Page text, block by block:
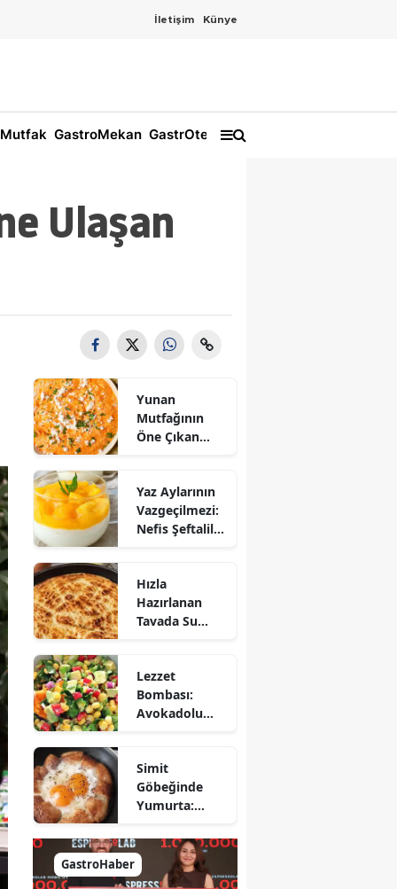
İletişim Künye
GastroMekan GastrOtel
Ulaşan
Yunan
Mutfağının
Öne Çıkan
Nasıl Yapılır?
Yaz Aylarının
Vazgeçilmezi:
Nefis Şeftalili
Hızla
Hazırlanan
Tavada Su
Sofralarınıza
Lezzet Katın!
Lezzet
Bombası:
Avokadolu
Simit
Göbeğinde
Yumurta:
Farklı Bir
Kahvaltı
Seçeneği
GastroHaber